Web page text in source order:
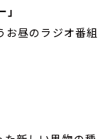
お昼のラジオ番組